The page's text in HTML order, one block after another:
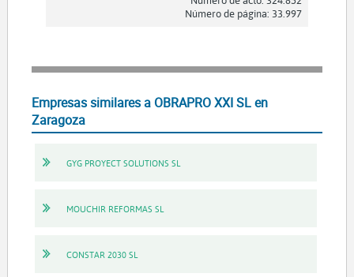
Número de página: 33.997
Empresas similares a OBRAPRO XXI SL en
Zaragoza
GYG PROYECT SOLUTIONS SL
MOUCHIR REFORMAS SL
CONSTAR 2030 SL